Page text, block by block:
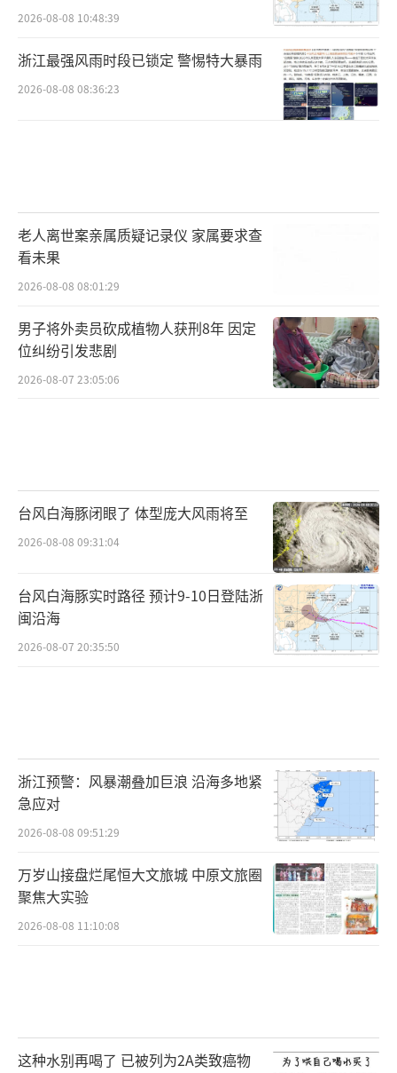
2026-08-08 10:48:39
浙江最强风雨时段已锁定 警惕特大暴雨
2026-08-08 08:36:23
老人离世案亲属质疑记录仪 家属要求查
看未果
2026-08-08 08:01:29
男子将外卖员砍成植物人获刑8年 因定
位纠纷引发悲剧
2026-08-07 23:05:06
台风白海豚闭眼了 体型庞大风雨将至
2026-08-08 09:31:04
台风白海豚实时路径 预计9-10日登陆浙
闽沿海
2026-08-07 20:35:50
浙江预警：风暴潮叠加巨浪 沿海多地紧
急应对
2026-08-08 09:51:29
万岁山接盘烂尾恒大文旅城 中原文旅圈
聚焦大实验
2026-08-08 11:10:08
这种水别再喝了 已被列为2A类致癌物